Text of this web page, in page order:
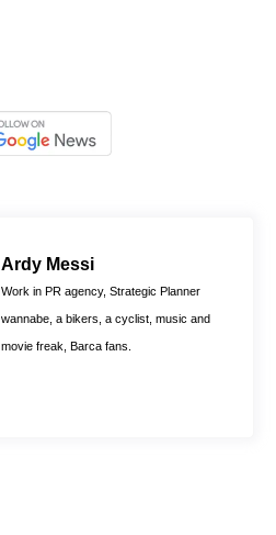
Ardy Messi
Work in PR agency, Strategic Planner
wannabe, a bikers, a cyclist, music and
movie freak, Barca fans.